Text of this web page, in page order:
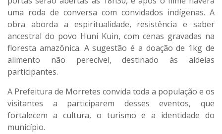
uma roda de conversa com convidados indígenas. A
obra aborda a espiritualidade, resistência e saber
ancestral do povo Huni Kuin, com cenas gravadas na
floresta amazônica. A sugestão é a doação de 1kg de
alimento não perecível, destinado às aldeias
participantes.
A Prefeitura de Morretes convida toda a população e os
visitantes a participarem desses eventos, que
fortalecem a cultura, o turismo e a identidade do
município.